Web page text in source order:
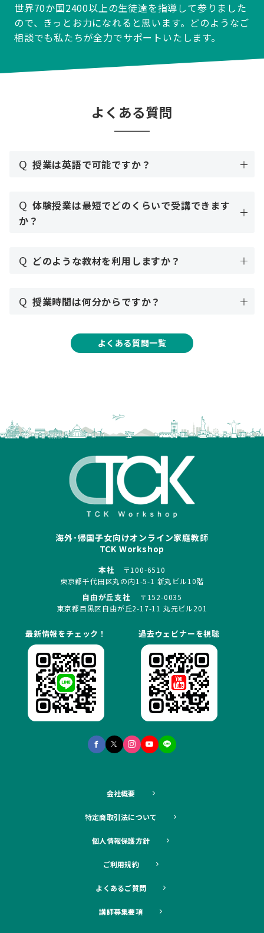
世界70か国2400以上の生徒達を指導して参りました
ので、きっとお力になれると思います。どのようなご
相談でも私たちが全力でサポートいたします。
よくある質問
Q 授業は英語で可能ですか？
Q 体験授業は最短でどのくらいで受講できます
か？
Q どのような教材を利用しますか？
Q 授業時間は何分からですか？
よくある質問一覧
海外･帰国子女向けオンライン家庭教師
TCK Workshop
本社
〒100-6510
東京都千代田区丸の内1-5-1 新丸ビル10階
自由が丘支社
〒152-0035
東京都目黒区自由が丘2-17-11 丸元ビル201
最新情報をチェック！ 過去ウェビナーを視聴
会社概要
特定商取引法について
個人情報保護方針
ご利用規約
よくあるご質問
講師募集要項